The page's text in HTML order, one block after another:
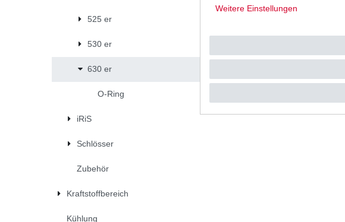
525 er
530 er
630 er
O-Ring
iRiS
Schlösser
Zubehör
Kraftstoffbereich
Kühlung
Weitere Einstellungen